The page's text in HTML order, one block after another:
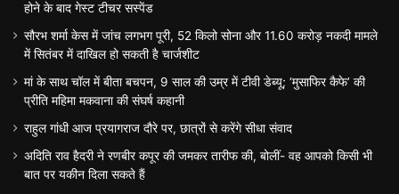
होने के बाद गेस्ट टीचर सस्पेंड
सौरभ शर्मा केस में जांच लगभग पूरी, 52 किलो सोना और 11.60 करोड़ नकदी मामले
में सितंबर में दाखिल हो सकती है चार्जशीट
मां के साथ चॉल में बीता बचपन, 9 साल की उम्र में टीवी डेब्यू; ‘मुसाफिर कैफे’ की
प्रीति महिमा मकवाना की संघर्ष कहानी
राहुल गांधी आज प्रयागराज दौरे पर, छात्रों से करेंगे सीधा संवाद
अदिति राव हैदरी ने रणबीर कपूर की जमकर तारीफ की, बोलीं- वह आपको किसी भी
बात पर यकीन दिला सकते हैं